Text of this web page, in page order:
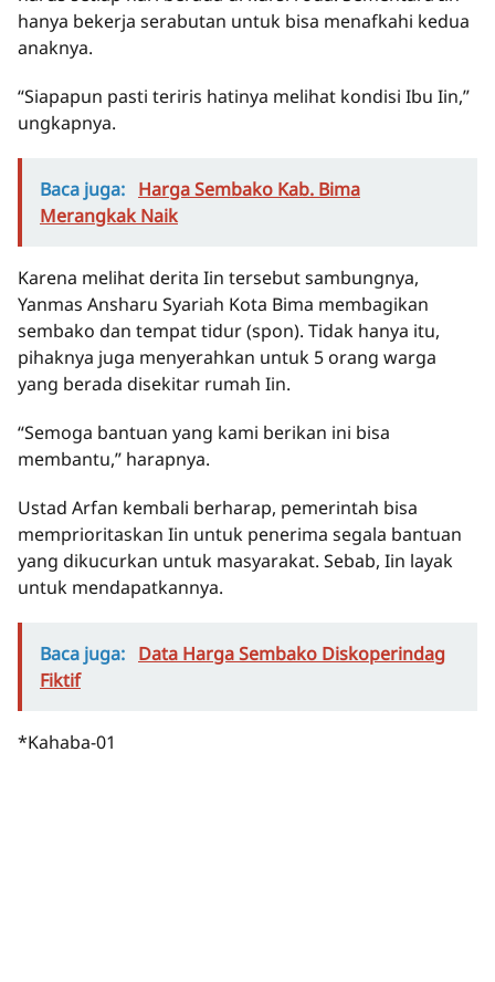
hanya bekerja serabutan untuk bisa menafkahi kedua
anaknya.
“Siapapun pasti teriris hatinya melihat kondisi Ibu Iin,”
ungkapnya.
Baca juga: Harga Sembako Kab. Bima
Merangkak Naik
Karena melihat derita Iin tersebut sambungnya,
Yanmas Ansharu Syariah Kota Bima membagikan
sembako dan tempat tidur (spon). Tidak hanya itu,
pihaknya juga menyerahkan untuk 5 orang warga
yang berada disekitar rumah Iin.
“Semoga bantuan yang kami berikan ini bisa
membantu,” harapnya.
Ustad Arfan kembali berharap, pemerintah bisa
memprioritaskan Iin untuk penerima segala bantuan
yang dikucurkan untuk masyarakat. Sebab, Iin layak
untuk mendapatkannya.
Baca juga: Data Harga Sembako Diskoperindag
Fiktif
*Kahaba-01